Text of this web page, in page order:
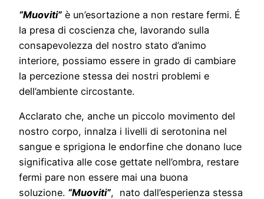
“Muoviti” è un’esortazione a non restare fermi. É
la presa di coscienza che, lavorando sulla
consapevolezza del nostro stato d’animo
interiore, possiamo essere in grado di cambiare
la percezione stessa dei nostri problemi e
dell’ambiente circostante.
Acclarato che, anche un piccolo movimento del
nostro corpo, innalza i livelli di serotonina nel
sangue e sprigiona le endorfine che donano luce
significativa alle cose gettate nell’ombra, restare
fermi pare non essere mai una buona
soluzione. “Muoviti”, nato dall’esperienza stessa